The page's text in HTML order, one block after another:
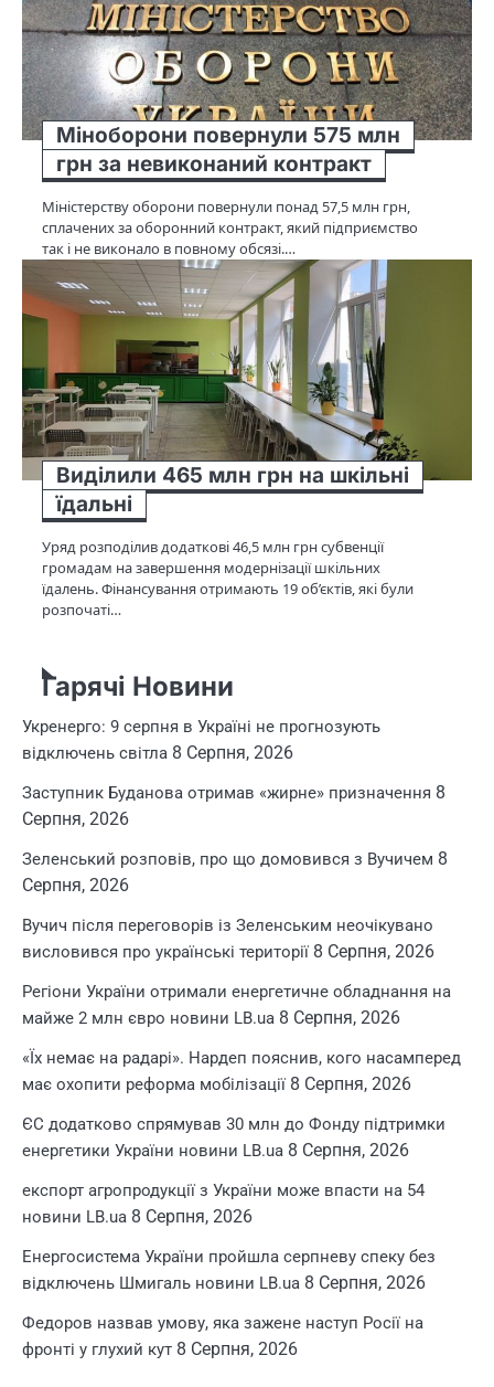
Міноборони повернули 575 млн
грн за невиконаний контракт
Міністерству оборони повернули понад 57,5 млн грн,
сплачених за оборонний контракт, який підприємство
так і не виконало в повному обсязі.…
Виділили 465 млн грн на шкільні
їдальні
Уряд розподілив додаткові 46,5 млн грн субвенції
громадам на завершення модернізації шкільних
їдалень. Фінансування отримають 19 об’єктів, які були
розпочаті…
Гарячі Новини
Укренерго: 9 серпня в Україні не прогнозують
відключень світла 8 Серпня, 2026
Заступник Буданова отримав «жирне» призначення 8
Серпня, 2026
Зеленський розповів, про що домовився з Вучичем 8
Серпня, 2026
Вучич після переговорів із Зеленським неочікувано
висловився про українські території 8 Серпня, 2026
Регіони України отримали енергетичне обладнання на
майже 2 млн євро новини LB.ua 8 Серпня, 2026
«Їх немає на радарі». Нардеп пояснив, кого насамперед
має охопити реформа мобілізації 8 Серпня, 2026
ЄС додатково спрямував 30 млн до Фонду підтримки
енергетики України новини LB.ua 8 Серпня, 2026
експорт агропродукції з України може впасти на 54
новини LB.ua 8 Серпня, 2026
Енергосистема України пройшла серпневу спеку без
відключень Шмигаль новини LB.ua 8 Серпня, 2026
Федоров назвав умову, яка зажене наступ Росії на
фронті у глухий кут 8 Серпня, 2026